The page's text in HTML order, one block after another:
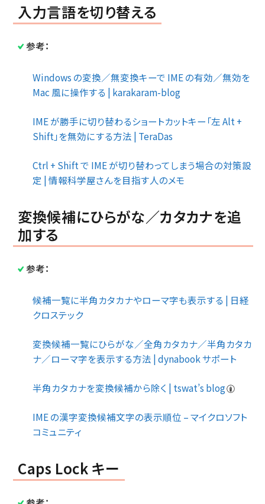
入力言語を切り替える
参考：
Windows の変換／無変換キーで IME の有効／無効を
Mac 風に操作する | karakaram-blog
IME が勝手に切り替わるショートカットキー「左 Alt +
Shift」を無効にする方法 | TeraDas
Ctrl + Shift で IME が切り替わってしまう場合の対策設
定 | 情報科学屋さんを目指す人のメモ
変換候補にひらがな／カタカナを追
加する
参考：
候補一覧に半角カタカナやローマ字も表示する | 日経
クロステック
変換候補一覧にひらがな／全角カタカナ／半角カタカ
ナ／ローマ字を表示する方法 | dynabook サポート
半角カタカナを変換候補から除く | tswat’s blog
IME の漢字変換候補文字の表示順位 – マイクロソフト
コミュニティ
Caps Lock キー